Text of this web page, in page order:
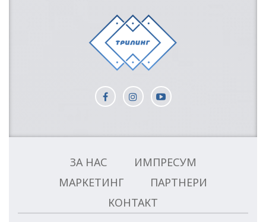
ЗА НАС
ИМПРЕСУМ
МАРКЕТИНГ
ПАРТНЕРИ
КОНТАКТ